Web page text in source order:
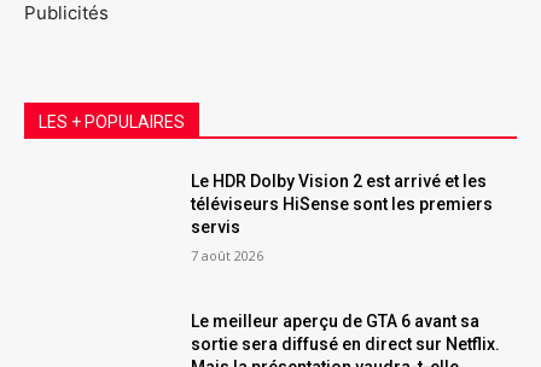
Publicités
LES + POPULAIRES
Le HDR Dolby Vision 2 est arrivé et les
téléviseurs HiSense sont les premiers
servis
7 août 2026
Le meilleur aperçu de GTA 6 avant sa
sortie sera diffusé en direct sur Netflix.